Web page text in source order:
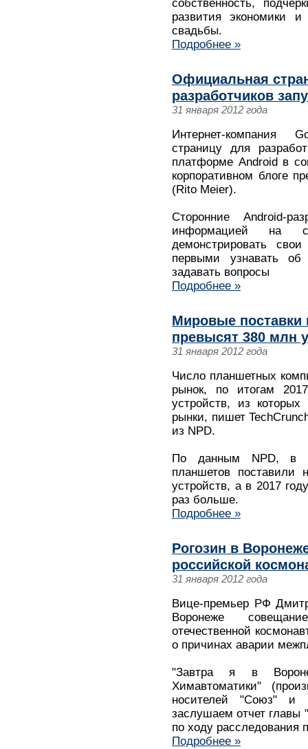
собственность,
развития экономики
свадьбы.
Подробнее »
Официальная
разработчиков
31 января 2012 года
Интернет-компания
страницу для
платформе Android в
корпоративном блоге
(Rito Meier).
Сторонние Android-
информацией на
демонстрировать
первыми узнавать
задавать вопросы
Подробнее »
Мировые поставки
превысят 380 млн
31 января 2012 года
Число планшетных
рынок, по итогам
устройств, из
рынки, пишет
из NPD.
По данным NPD, в
планшетов
устройств, а в 2017
раз больше.
Подробнее »
Рогозин в
российской
31 января 2012 года
Вице-премьер РФ
Воронеже
отечественной
о причинах аварии
"Завтра я в
Химавтоматики"
носителей "Союз" и
заслушаем отчет главы
по ходу расследования
Подробнее »